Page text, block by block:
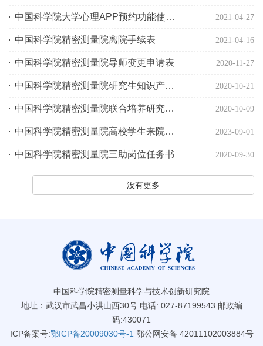
中国科学院大学心理APP预约功能使用指南 2021-04-27
中国科学院精密测量院离院手续表 2021-04-16
中国科学院精密测量院导师变更申请表 2020-11-27
中国科学院精密测量院研究生知识产权保护协议 2020-10-21
中国科学院精密测量院联合培养研究生协议书 2020-10-09
中国科学院精密测量院高校学生来院实习协议 2023-09-01
中国科学院精密测量院三助岗位任务书 2020-09-30
没有更多
中国科学院精密测量科学与技术创新研究院
地址：武汉市武昌小洪山西30号 电话: 027-87199543 邮政编
码:430071
ICP备案号:鄂ICP备20009030号-1 鄂公网安备 42011102003884号